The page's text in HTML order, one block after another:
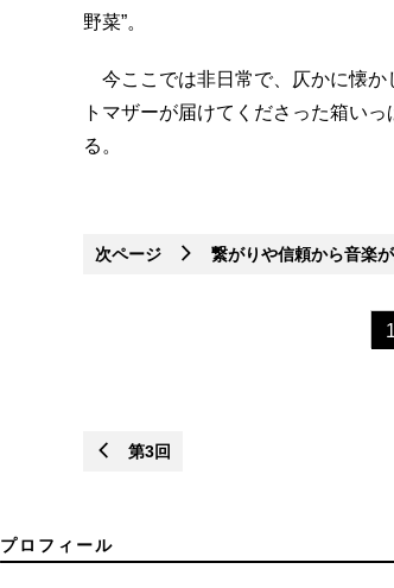
野菜”。
今ここでは非日常で、仄かに懐
トマザーが届けてくださった箱い
る。
次ページ 繋がりや信頼から音楽
1
第3回
プロフィール